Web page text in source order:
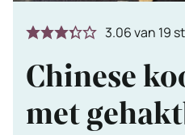
3.06van 19
Chinese
met